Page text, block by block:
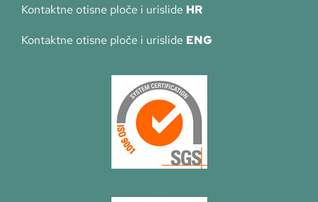
Kontaktne otisne ploče i urislide HR
Kontaktne otisne ploče i urislide ENG